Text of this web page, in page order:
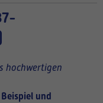
hochwertigen
und